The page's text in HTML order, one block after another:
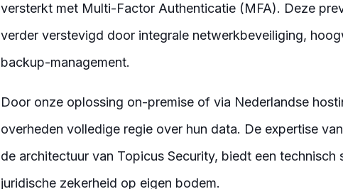
versterkt met Multi-Factor Authenticatie (MFA). Deze
verder verstevigd door integrale netwerkbeveiliging,
backup-management.
Door onze oplossing on-premise of via Nederlandse
overheden volledige regie over hun data. De expertise
de architectuur van Topicus Security, biedt een technisch
juridische zekerheid op eigen bodem.